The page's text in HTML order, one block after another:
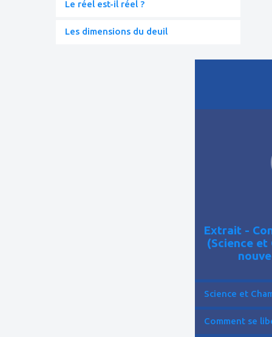
Le réel est-il réel ?
Les dimensions du deuil
Extrait -
(Science et
Science et
Comment se